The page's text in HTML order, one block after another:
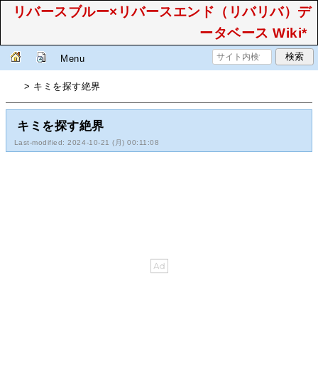
リバースブルー×リバースエンド（リバリバ）デ
ータベース Wiki*
Menu
> キミを探す絶界
キミを探す絶界
Last-modified: 2024-10-21 (月) 00:11:08